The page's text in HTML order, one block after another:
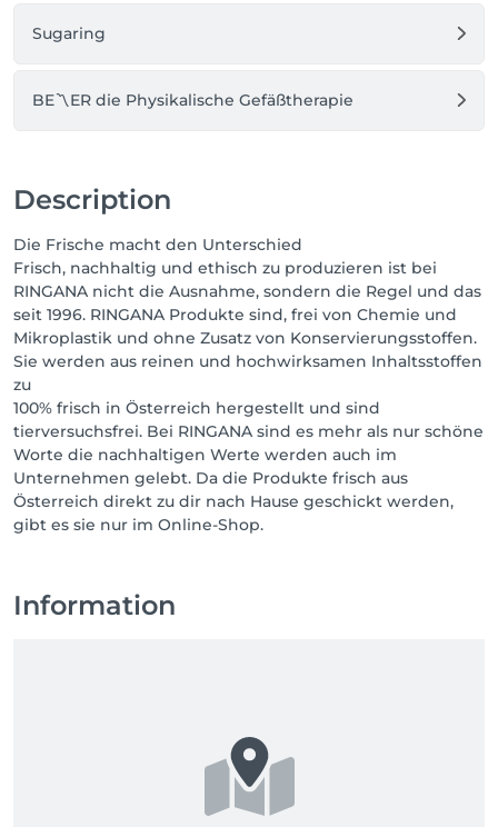
nicht kurzfristig anderweitig vergeben werden kann.
für Ihre Behandlung mit ,besonders in der Fußpflege
1,50€ berechnet.
Sugaring
BE〽️ER die Physikalische Gefäßtherapie
Description
Die Frische macht den Unterschied
Frisch, nachhaltig und ethisch zu produzieren ist bei
RINGANA nicht die Ausnahme, sondern die Regel und das
seit 1996. RINGANA Produkte sind, frei von Chemie und
Mikroplastik und ohne Zusatz von Konservierungsstoffen.
Sie werden aus reinen und hochwirksamen Inhaltsstoffen
zu
100% frisch in Österreich hergestellt und sind
tierversuchsfrei. Bei RINGANA sind es mehr als nur schöne
Worte die nachhaltigen Werte werden auch im
Unternehmen gelebt. Da die Produkte frisch aus
Österreich direkt zu dir nach Hause geschickt werden,
gibt es sie nur im Online-Shop.
Information